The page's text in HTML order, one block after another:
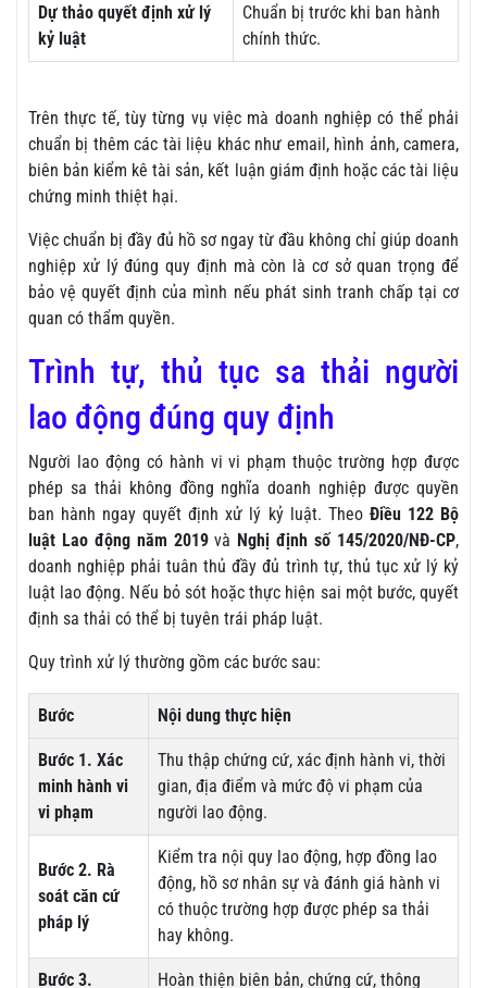
Dự thảo quyết định xử lý
kỷ luật
Chuẩn bị trước khi ban hành
chính thức.
Trên thực tế, tùy từng vụ việc mà doanh nghiệp có thể phải
chuẩn bị thêm các tài liệu khác như email, hình ảnh, camera,
biên bản kiểm kê tài sản, kết luận giám định hoặc các tài liệu
chứng minh thiệt hại.
Việc chuẩn bị đầy đủ hồ sơ ngay từ đầu không chỉ giúp doanh
nghiệp xử lý đúng quy định mà còn là cơ sở quan trọng để
bảo vệ quyết định của mình nếu phát sinh tranh chấp tại cơ
quan có thẩm quyền.
Trình tự, thủ tục sa thải người
lao động đúng quy định
Người lao động có hành vi vi phạm thuộc trường hợp được
phép sa thải không đồng nghĩa doanh nghiệp được quyền
ban hành ngay quyết định xử lý kỷ luật. Theo Điều 122 Bộ
luật Lao động năm 2019và Nghị định số 145/2020/NĐ-CP,
doanh nghiệp phải tuân thủ đầy đủ trình tự, thủ tục xử lý kỷ
luật lao động. Nếu bỏ sót hoặc thực hiện sai một bước, quyết
định sa thải có thể bị tuyên trái pháp luật.
Quy trình xử lý thường gồm các bước sau:
Bước Nội dung thực hiện
Bước 1. Xác
minh hành vi
vi phạm
Thu thập chứng cứ, xác định hành vi, thời
gian, địa điểm và mức độ vi phạm của
người lao động.
Bước 2. Rà
soát căn cứ
pháp lý
Kiểm tra nội quy lao động, hợp đồng lao
động, hồ sơ nhân sự và đánh giá hành vi
có thuộc trường hợp được phép sa thải
hay không.
Bước 3.
Hoàn thiện biên bản, chứng cứ, thông